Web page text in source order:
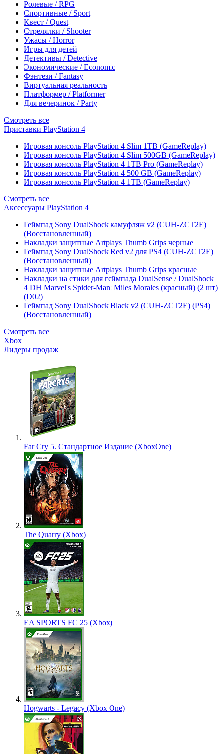
Ролевые / RPG
Спортивные / Sport
Квест / Quest
Стрелялки / Shooter
Ужасы / Horror
Игры для детей
Детективы / Detective
Экономические / Economic
Фэнтези / Fantasy
Виртуальная реальность
Платформер / Platformer
Для вечеринок / Party
Смотреть все
Приставки PlayStation 4
Игровая консоль PlayStation 4 Slim 1TB (GameReplay)
Игровая консоль PlayStation 4 Slim 500GB (GameReplay)
Игровая консоль PlayStation 4 1TB Pro (GameReplay)
Игровая консоль PlayStation 4 500 GB (GameReplay)
Игровая консоль PlayStation 4 1TB (GameReplay)
Смотреть все
Аксессуары PlayStation 4
Геймпад Sony DualShock камуфляж v2 (CUH-ZCT2E)
(Восстановленный)
Накладки защитные Artplays Thumb Grips черные
Геймпад Sony DualShock Red v2 для PS4 (CUH-ZCT2E)
(Восстановленный)
Накладки защитные Artplays Thumb Grips красные
Накладки на стики для геймпада DualSense / DualShock
4 DH Marvel's Spider-Man: Miles Morales (красный) (2 шт)
(D02)
Геймпад Sony DualShock Black v2 (CUH-ZCT2E) (PS4)
(Восстановленный)
Смотреть все
Xbox
Лидеры продаж
Far Cry 5. Стандартное Издание (XboxOne)
The Quarry (Xbox)
EA SPORTS FC 25 (Xbox)
Hogwarts - Legacy (Xbox One)